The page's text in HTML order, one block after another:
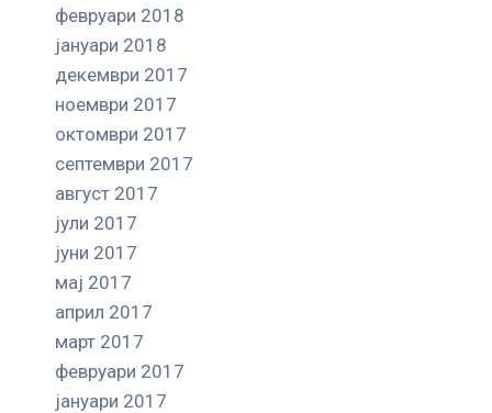
февруари 2018
јануари 2018
декември 2017
ноември 2017
октомври 2017
септември 2017
август 2017
јули 2017
јуни 2017
мај 2017
април 2017
март 2017
февруари 2017
јануари 2017